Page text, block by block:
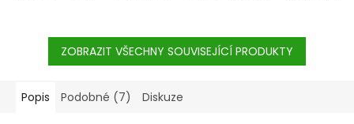
ZOBRAZIT VŠECHNY SOUVISEJÍCÍ PRODUKTY
Popis Podobné (7) Diskuze